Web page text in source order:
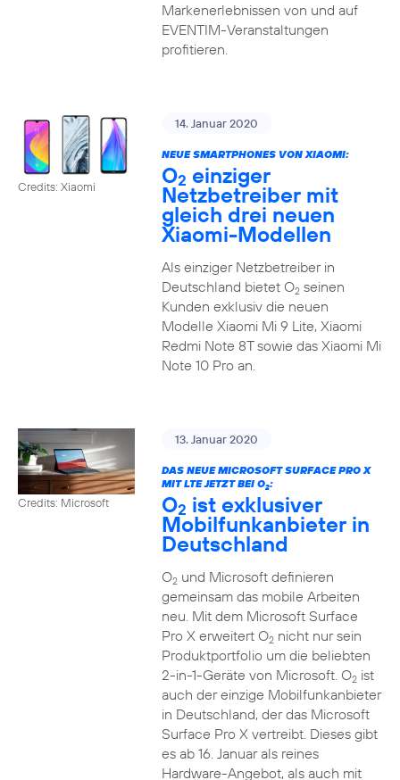
Markenerlebnissen von und auf
EVENTIM-Veranstaltungen
profitieren.
Credits: Xiaomi
14. Januar 2020
NEUE SMARTPHONES VON XIAOMI:
O2 einziger
Netzbetreiber mit
gleich drei neuen
Xiaomi-Modellen
Als einziger Netzbetreiber in
Deutschland bietet O2seinen
Kunden exklusiv die neuen
Modelle Xiaomi Mi 9 Lite, Xiaomi
Redmi Note 8T sowie das Xiaomi Mi
Note 10 Pro an.
Credits: Microsoft
13. Januar 2020
DAS NEUE MICROSOFT SURFACE PRO X
MIT LTE JETZT BEI O2:
O2 ist exklusiver
Mobilfunkanbieter in
Deutschland
O2und Microsoft definieren
gemeinsam das mobile Arbeiten
neu. Mit dem Microsoft Surface
Pro X erweitert O2nicht nur sein
Produktportfolio um die beliebten
2-in-1-Geräte von Microsoft. O2ist
auch der einzige Mobilfunkanbieter
in Deutschland, der das Microsoft
Surface Pro X vertreibt. Dieses gibt
es ab 16. Januar als reines
Hardware-Angebot, als auch mit